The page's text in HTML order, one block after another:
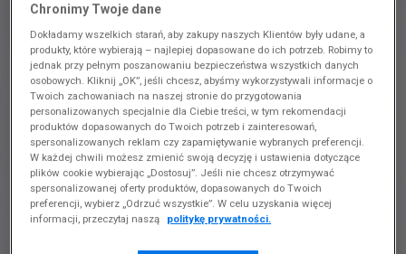
Chronimy Twoje dane
Dokładamy wszelkich starań, aby zakupy naszych Klientów były udane, a
produkty, które wybierają – najlepiej dopasowane do ich potrzeb. Robimy to
jednak przy pełnym poszanowaniu bezpieczeństwa wszystkich danych
osobowych. Kliknij „OK”, jeśli chcesz, abyśmy wykorzystywali informacje o
Twoich zachowaniach na naszej stronie do przygotowania
personalizowanych specjalnie dla Ciebie treści, w tym rekomendacji
produktów dopasowanych do Twoich potrzeb i zainteresowań,
spersonalizowanych reklam czy zapamiętywanie wybranych preferencji.
W każdej chwili możesz zmienić swoją decyzję i ustawienia dotyczące
plików cookie wybierając „Dostosuj”. Jeśli nie chcesz otrzymywać
spersonalizowanej oferty produktów, dopasowanych do Twoich
preferencji, wybierz „Odrzuć wszystkie”. W celu uzyskania więcej
informacji, przeczytaj naszą
politykę prywatności.